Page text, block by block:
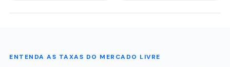
ENTENDA AS TAXAS DO MERCADO LIVRE